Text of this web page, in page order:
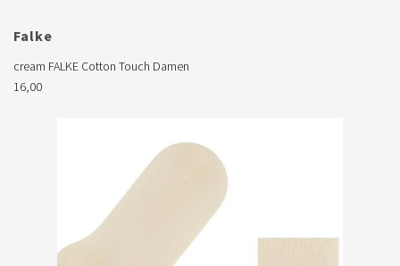
Falke
cream FALKE Cotton Touch Damen
16,00